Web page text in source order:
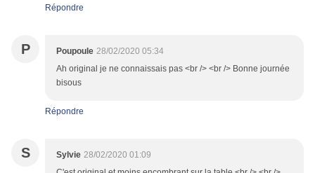
Répondre
P Poupoule 28/02/2020 05:34
Ah original je ne connaissais pas <br /> <br /> Bonne journée
bisous
Répondre
S Sylvie 28/02/2020 01:09